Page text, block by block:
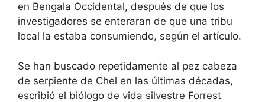
en Bengala Occidental, después de que los
investigadores se enteraran de que una tribu
local la estaba consumiendo, según el artículo.
Se han buscado repetidamente al pez cabeza
de serpiente de Chel en las últimas décadas,
escribió el biólogo de vida silvestre Forrest